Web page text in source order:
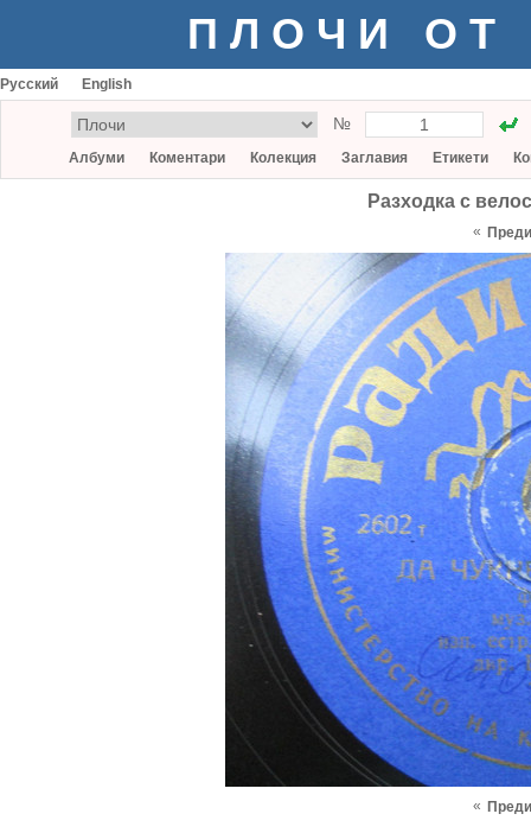
ПЛОЧИ ОТ
Русский English
№
Албуми Коментари Колекция Заглавия Етикети
Разходка с
«
«